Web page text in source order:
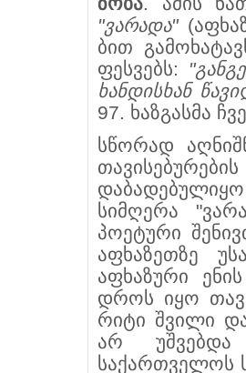
"ვარადა"
ბით
ფესვებს:
ხანდისხან
97. ხაზგასმა
სწორად
სიმღერა
პოეტუ­რი
აფხაზეთზე
აფხაზური
დროს იყო
რიტი შვილი
არ უშვებდა
საქართველოს